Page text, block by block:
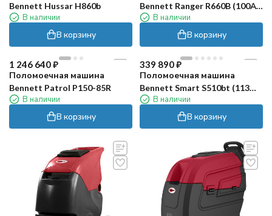
Bennett Hussar H860b
В наличии
В корзину
Bennett Ranger R660B (100Ач,
Li) В наличии
В корзину
1 246 640₽
Поломоечная машина
Bennett Patrol P150-85R
В наличии
В корзину
339 890₽
Поломоечная машина
Bennett Smart S510bt (113
Ач)В наличии
В корзину